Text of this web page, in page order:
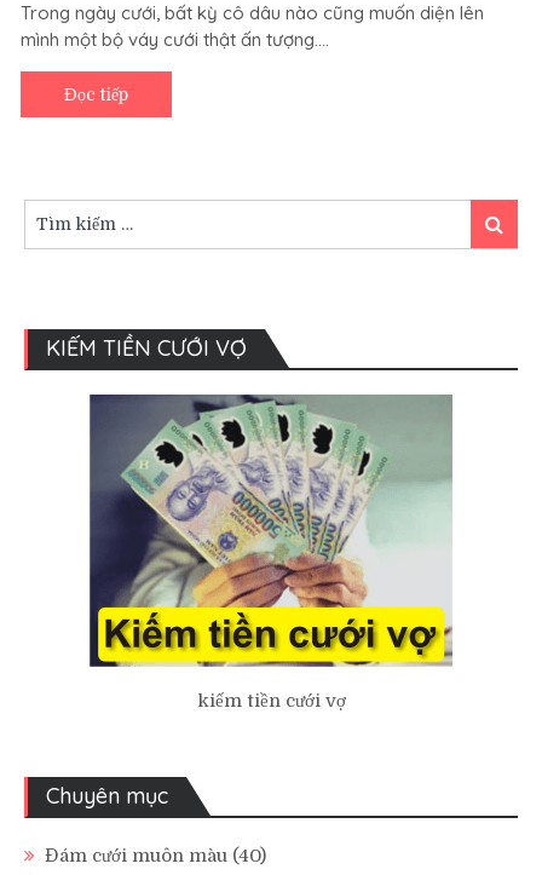
chiếc
váy
Trong ngày cưới, bất kỳ cô dâu nào cũng muốn diện lên
mình một bộ váy cưới thật ấn tượng.…
Đọc tiếp
kiếm:
Tìm
kiếm
KIẾM TIỀN CƯỚI VỢ
kiếm tiền cưới vợ
Chuyên mục
Đám cưới muôn màu (40)